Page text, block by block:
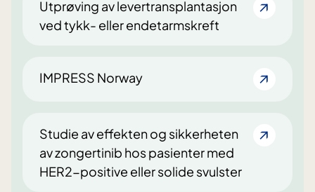
Utprøving av levertransplantasjon
ved tykk- eller endetarmskreft
IMPRESS Norway
Studie av effekten og sikkerheten
av zongertinib hos pasienter med
HER2-positive eller solide svulster